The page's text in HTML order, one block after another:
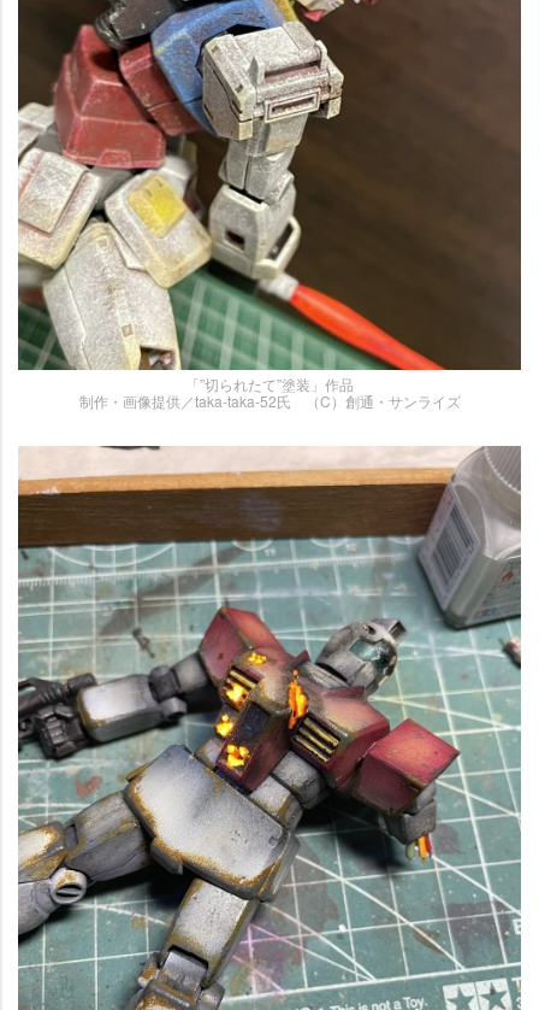
「”切られたて”塗装」作品
制作・画像提供／taka-taka-52氏 （C）創通・サンライズ